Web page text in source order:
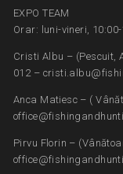
EXPO TEAM
Orar: luni-vineri,
Cristi Albu – (Pescuit,
012 –
Anca Matiesc – (
Pirvu Florin –